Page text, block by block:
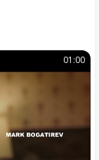
01:00